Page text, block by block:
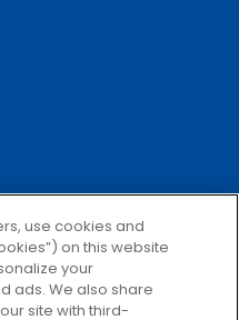
use cookies and
on this website
your
ads. We also share
site with third-